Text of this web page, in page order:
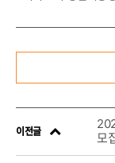
이전글
모